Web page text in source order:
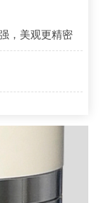
，美观更精密